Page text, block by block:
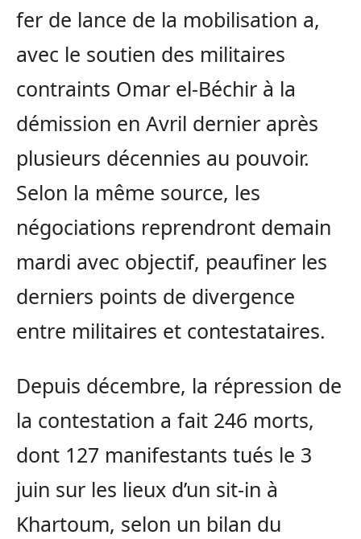
fer de lance de la mobilisation a,
avec le soutien des militaires
contraints Omar el-Béchir à la
démission en Avril dernier après
plusieurs décennies au pouvoir.
Selon la même source, les
négociations reprendront demain
mardi avec objectif, peaufiner les
derniers points de divergence
entre militaires et contestataires.
Depuis décembre, la répression de
la contestation a fait 246 morts,
dont 127 manifestants tués le 3
juin sur les lieux d’un sit-in à
Khartoum, selon un bilan du